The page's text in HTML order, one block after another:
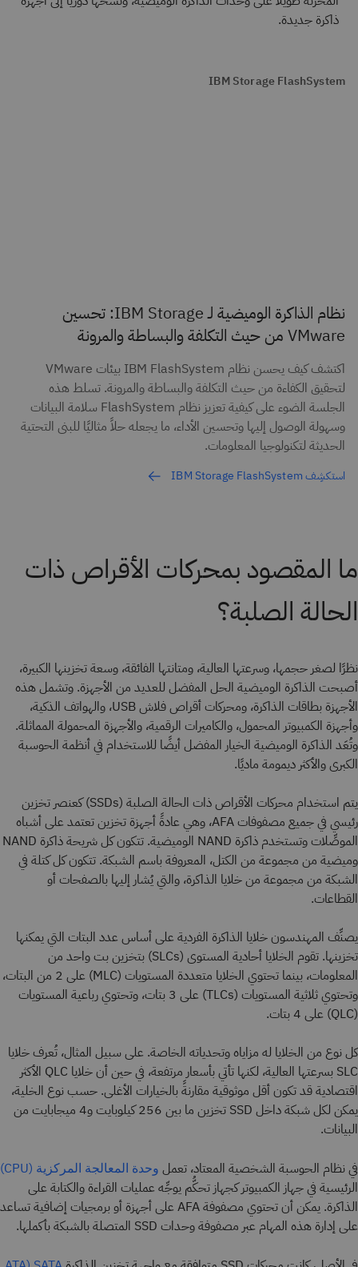
ذاكرة جديدة.
IBM Storage FlashSystem
نظام الذاكرة الوميضية لـ IBM Storage: تحسين
VMware من حيث التكلفة والبساطة والمرونة
اكتشف كيف يحسن نظام IBM FlashSystem بيئات VMware
لتحقيق الكفاءة من حيث التكلفة والبساطة والمرونة. تسلط هذه
الجلسة الضوء على كيفية تعزيز نظام FlashSystem سلامة البيانات
وسهولة الوصول إليها وتحسين الأداء، ما يجعله حلاً مثاليًا للبنى التحتية
الحديثة لتكنولوجيا المعلومات.
استكشِف IBM Storage FlashSystem
ما المقصود بمحركات الأقراص ذات
الحالة الصلبة؟
نظرًا لصغر حجمها، وسرعتها العالية، ومتانتها الفائقة، وسعة تخزينها الكبيرة،
أصبحت الذاكرة الوميضية الحل المفضل للعديد من الأجهزة. وتشمل هذه
الأجهزة بطاقات الذاكرة، ومحركات أقراص فلاش USB، والهواتف الذكية،
وأجهزة الكمبيوتر المحمول، والكاميرات الرقمية، والأجهزة المحمولة المماثلة.
وتُعَد الذاكرة الوميضية الخيار المفضل أيضًا للاستخدام في أنظمة الحوسبة
الكبرى والأكثر ديمومة ماديًا.
يتم استخدام محركات الأقراص ذات الحالة الصلبة (SSDs) كعنصر تخزين
رئيسي في جميع مصفوفات AFA، وهي عادةً أجهزة تخزين تعتمد على أشباه
الموصِّلات وتستخدم ذاكرة NAND الوميضية. تتكون كل شريحة ذاكرة NAND
وميضية من مجموعة من الكتل، المعروفة باسم الشبكة. تتكون كل كتلة في
الشبكة من مجموعة من خلايا الذاكرة، والتي يُشار إليها بالصفحات أو
القطاعات.
يصنِّف المهندسون خلايا الذاكرة الفردية على أساس عدد البتات التي يمكنها
تخزينها. تقوم الخلايا أحادية المستوى (SLCs) بتخزين بت واحد من
المعلومات، بينما تحتوي الخلايا متعددة المستويات (MLC) على 2 من البتات،
وتحتوي ثلاثية المستويات (TLCs) على 3 بتات، وتحتوي رباعية المستويات
(QLC) على 4 بتات.
كل نوع من الخلايا له مزاياه وتحدياته الخاصة. على سبيل المثال، تُعرف خلايا
SLC بسرعتها العالية، لكنها تأتي بأسعار مرتفعة، في حين أن خلايا QLC الأكثر
اقتصادية قد تكون أقل موثوقية مقارنةً بالخيارات الأغلى. حسب نوع الخلية،
يمكن لكل شبكة داخل SSD تخزين ما بين 256 كيلوبايت و4 ميجابايت من
البيانات.
في نظام الحوسبة الشخصية المعتاد، تعمل وحدة المعالجة المركزية (CPU)
الرئيسية في جهاز الكمبيوتر كجهاز تحكُّم يوجِّه عمليات القراءة والكتابة على
الذاكرة. يمكن أن تحتوي مصفوفة AFA على أجهزة أو برمجيات إضافية تساعد
على إدارة هذه المهام عبر مصفوفة وحدات SSD المتصلة بالشبكة بأكملها.